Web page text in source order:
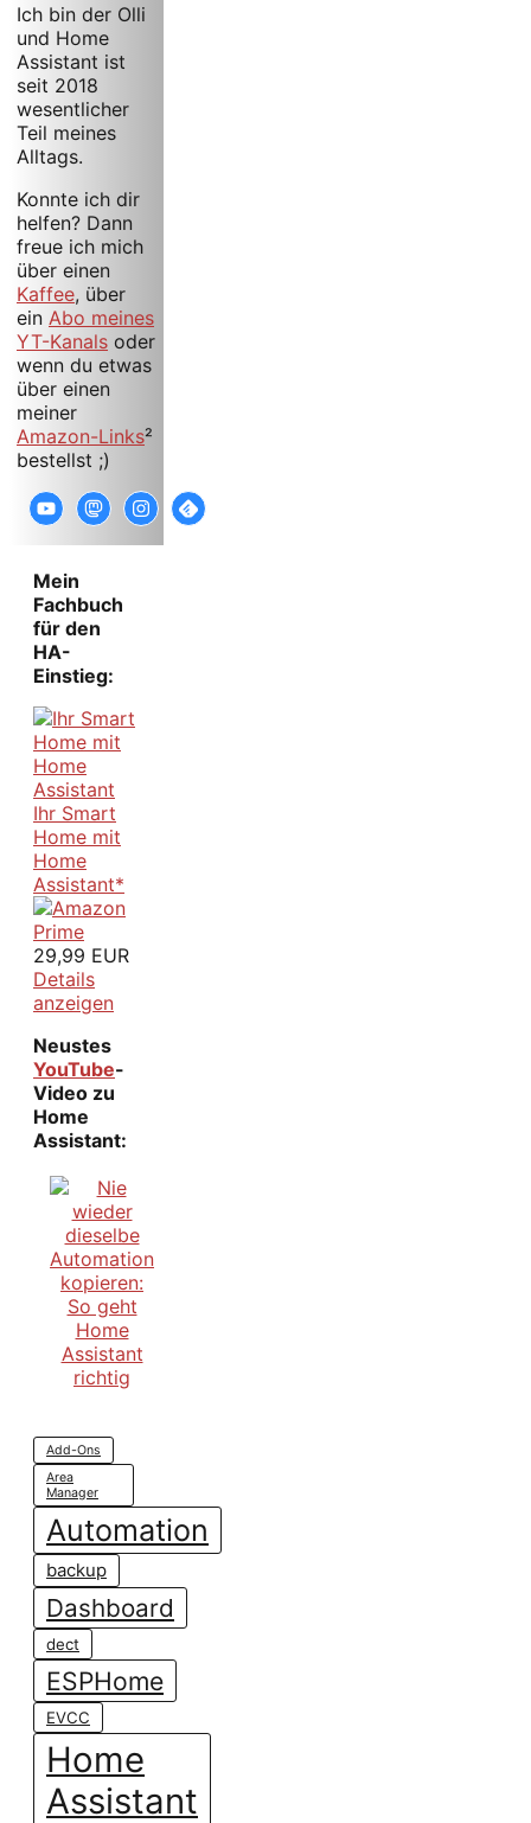
Ich bin der Olli
und Home
Assistant ist
seit 2018
wesentlicher
Teil meines
Alltags.
Konnte ich dir
helfen? Dann
freue ich mich
über einen
Kaffee, über
ein Abo meines
YT-Kanals oder
wenn du etwas
über einen
meiner
Amazon-Links²
bestellst ;)
Mein
Fachbuch
für den
HA-
Einstieg:
Ihr Smart
Home mit
Home
Assistant*
29,99 EUR
Details
anzeigen
Neustes
YouTube-
Video zu
Home
Assistant:
Add-Ons
Area
Manager
Automation
backup
Dashboard
dect
ESPHome
EVCC
Home
Assistant